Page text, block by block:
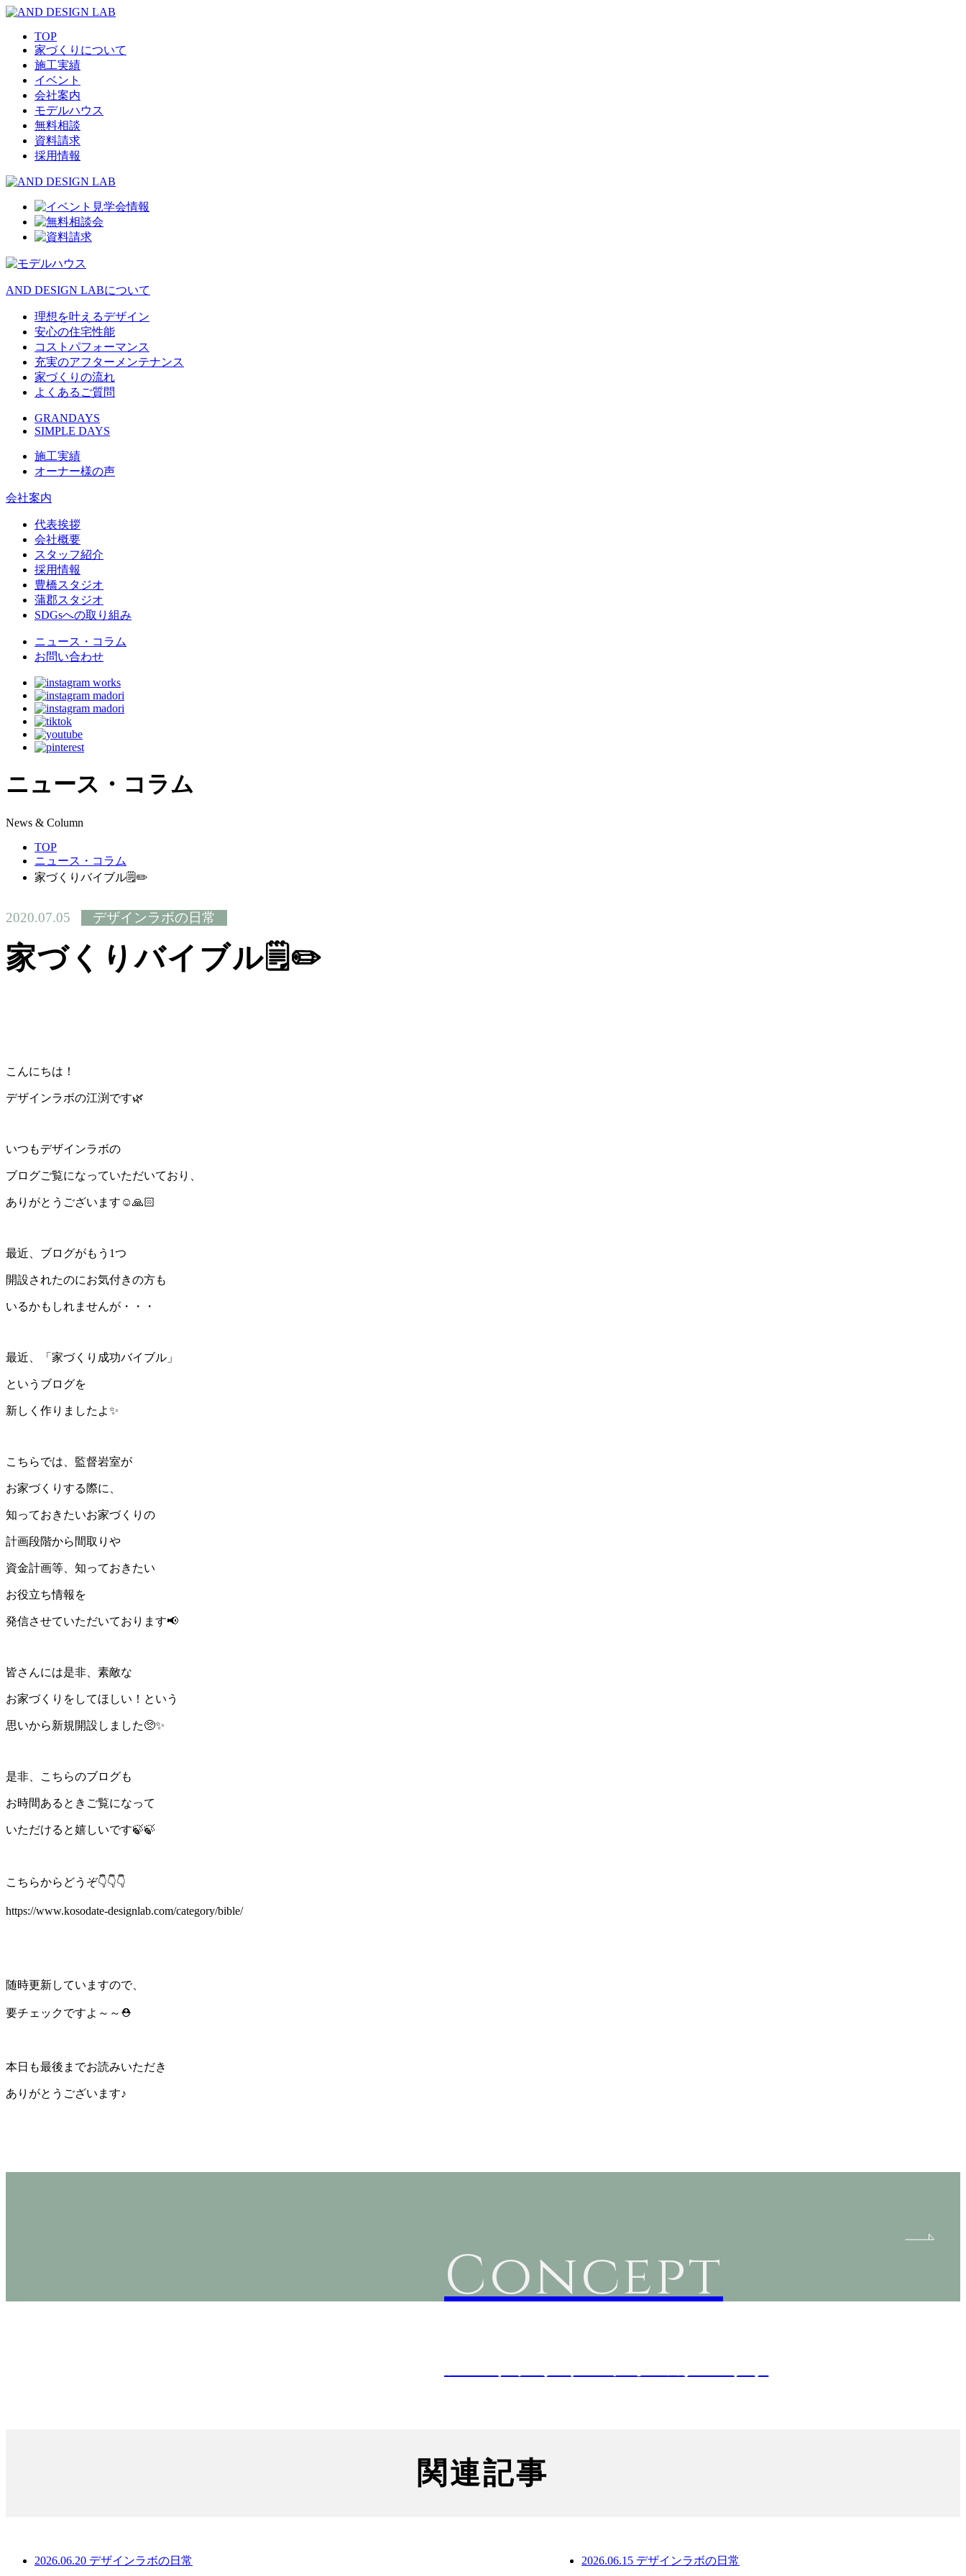
TOP
家づくりについて
施工実績
イベント
会社案内
モデルハウス
無料相談
資料請求
採用情報
AND DESIGN LABについて
理想を叶えるデザイン
安心の住宅性能
コストパフォーマンス
充実のアフターメンテナンス
家づくりの流れ
よくあるご質問
GRANDAYS
SIMPLE DAYS
施工実績
オーナー様の声
会社案内
代表挨拶
会社概要
スタッフ紹介
採用情報
豊橋スタジオ
蒲郡スタジオ
SDGsへの取り組み
ニュース・コラム
お問い合わせ
ニュース・コラム
News & Column
TOP
ニュース・コラム
家づくりバイブル🗒✏️
2020.07.05 デザインラボの日常
家づくりバイブル🗒✏️
こんにちは！
デザインラボの江渕です🌿
いつもデザインラボの
ブログご覧になっていただいており、
ありがとうございます☺️🙏🏻
最近、ブログがもう1つ
開設されたのにお気付きの方も
いるかもしれませんが・・・
最近、「家づくり成功バイブル」
というブログを
新しく作りましたよ✨
こちらでは、監督岩室が
お家づくりする際に、
知っておきたいお家づくりの
計画段階から間取りや
資金計画等、知っておきたい
お役立ち情報を
発信させていただいております📢
皆さんには是非、素敵な
お家づくりをしてほしい！という
思いから新規開設しました🥺✨
是非、こちらのブログも
お時間あるときご覧になって
いただけると嬉しいです🍃🍃
こちらからどうぞ👇👇👇
https://www.kosodate-designlab.com/category/bible/
随時更新していますので、
要チェックですよ～～⛑
本日も最後までお読みいただき
ありがとうございます♪
Concept
関連記事
2026.06.20 デザインラボの日常 2026.06.15 デザインラボの日常